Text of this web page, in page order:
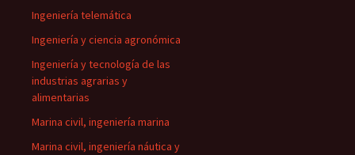
Ingeniería telemática
Ingeniería y ciencia agronómica
Ingeniería y tecnología de las
industrias agrarias y
alimentarias
Marina civil, ingeniería marina
Marina civil, ingeniería náutica y